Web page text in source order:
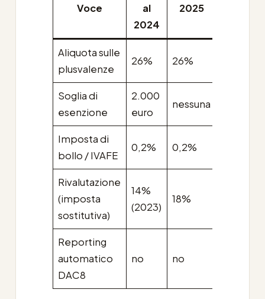
Voce
al
2024
2025
Aliquota sulle
plusvalenze
26% 26%
Soglia di
esenzione
2.000
euro
nessuna
Imposta di
bollo / IVAFE
0,2% 0,2%
Rivalutazione
(imposta
sostitutiva)
14%
(2023)
18%
Reporting
automatico
DAC8
no no